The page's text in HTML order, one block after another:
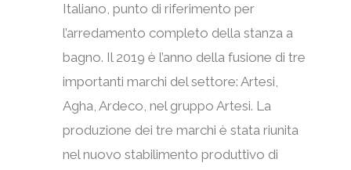
Italiano, punto di riferimento per
l’arredamento completo della stanza a
bagno. Il 2019 è l’anno della fusione di tre
importanti marchi del settore: Artesi,
Agha, Ardeco, nel gruppo Artesi. La
produzione dei tre marchi è stata riunita
nel nuovo stabilimento produttivo di